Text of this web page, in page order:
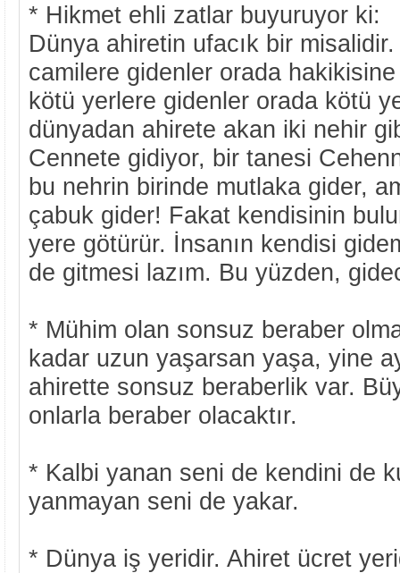
* Hikmet ehli zatlar buyuruyor ki:
Dünya ahiretin ufacık bir
camilere gidenler orada
kötü yerlere gidenler orada kötü
dünyadan ahirete akan iki nehir
Cennete gidiyor, bir tanesi
bu nehrin birinde mutlaka gider,
çabuk gider! Fakat kendisinin
yere götürür. İnsanın kendisi
de gitmesi lazım. Bu yüzden,
* Mühim olan sonsuz beraber
kadar uzun yaşarsan yaşa, yine
ahirette sonsuz beraberlik var.
onlarla beraber olacaktır.
* Kalbi yanan seni de kendini de
yanmayan seni de yakar.
* Dünya iş yeridir. Ahiret ücret